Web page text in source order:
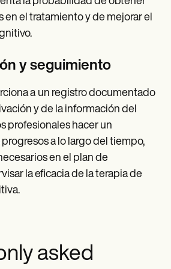
en el tratamiento y de mejorar el
y seguimiento
a un registro documentado
y de la información del
profesionales hacer un
a lo largo del tiempo,
en el plan de
la eficacia de la terapia de
asked